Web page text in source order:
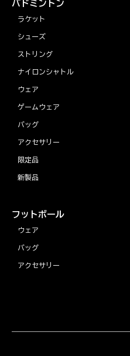
バドミントン
ラケット
シューズ
ストリング
ナイロンシャトル
ウェア
ゲームウェア
バッグ
アクセサリー
限定品
新製品
フットボール
ウェア
バッグ
アクセサリー